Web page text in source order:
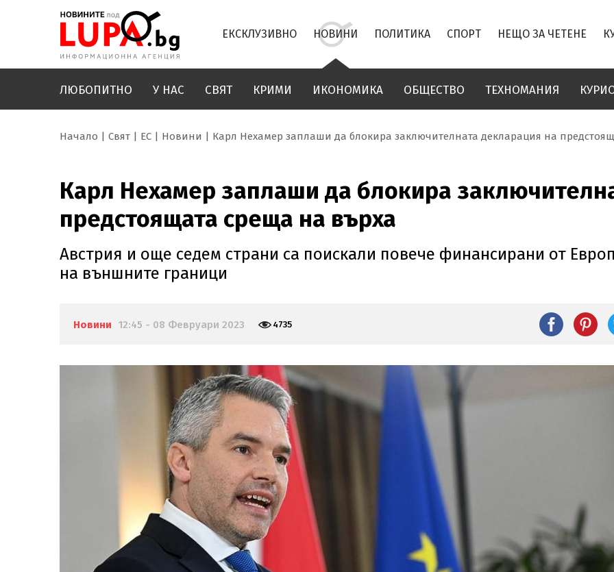
ЕКСКЛУЗИВНО НОВИНИ ПОЛИТИКА СПОРТ НЕЩО ЗА ЧЕТЕНЕ
ЛЮБОПИТНО У НАС СВЯТ КРИМИ ИКОНОМИКА ОБЩЕСТВО ТЕХНОМАНИЯ
Начало Свят ЕС Новини Карл Нехамер заплаши да блокира заключителната декларация на
Карл Нехамер заплаши да блокира
предстоящата среща на върха
Австрия и още седем страни са поискали повече финансирани от
на външните граници
Новини 12:45 - 08 Февруари 2023 4735